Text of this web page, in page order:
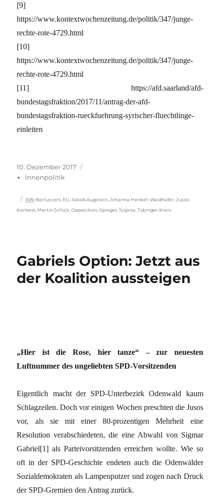
[9]
https://www.kontextwochenzeitung.de/politik/347/junge-
rechte-rote-4729.html
[10]
https://www.kontextwochenzeitung.de/politik/347/junge-
rechte-rote-4729.html
[11] https://afd.saarland/afd-
bundestagsfraktion/2017/11/antrag-der-afd-
bundestagsfraktion-rueckfuehrung-syrischer-fluechtlinge-
einleiten
Veröffentlicht
am
10. Dezember 2017
Innenpolitik
Schlagwörter
SW: Berlusconi EU ,Jakob Augstein ,Johanna Henkel-Waidhofer ,Jusos
Kontext Martin Schulz ,Opposition ,Spiegel ,Tsipras ,Tübinger Kreis
Gabriels Option: Jetzt aus
der Koalition aussteigen
„Hier ist die Rose, hier tanze“ – zur neuesten
Luftnummer des ungeliebten SPD-Vorsitzenden
Eigentlich macht der SPD-Unterbezirk Odenwald kaum
Schlagzeilen. Doch vor einigen Wochen preschten die Jusos
vor, als sie mit einer 80-prozentigen Mehrheit eine
Resolution verabschiedeten, die eine Abwahl von Sigmar
Gabriel[1] als Parteivorsitzenden erreichen wollte. Wie so
oft in der SPD-Geschichte endeten auch die Odenwälder
Sozialdemokraten als Lampenputzer und zogen nach Druck
der SPD-Gremien den Antrag zurück.